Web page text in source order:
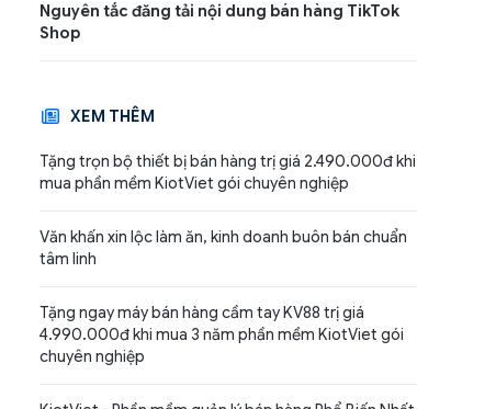
Nguyên tắc đăng tải nội dung bán hàng TikTok
Shop
XEM THÊM
Tặng trọn bộ thiết bị bán hàng trị giá 2.490.000đ khi
mua phần mềm KiotViet gói chuyên nghiệp
Văn khấn xin lộc làm ăn, kinh doanh buôn bán chuẩn
tâm linh
Tặng ngay máy bán hàng cầm tay KV88 trị giá
4.990.000đ khi mua 3 năm phần mềm KiotViet gói
chuyên nghiệp